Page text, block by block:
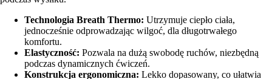
Technologia Breath Thermo: Utrzymuje ciepło ciała,
jednocześnie odprowadzając wilgoć, dla długotrwałego
komfortu.
Elastyczność: Pozwala na dużą swobodę ruchów, niezbędną
podczas dynamicznych ćwiczeń.
Konstrukcja ergonomiczna: Lekko dopasowany, co ułatwia